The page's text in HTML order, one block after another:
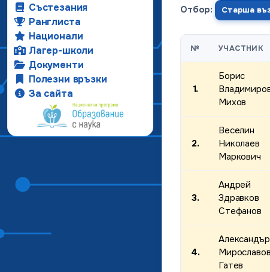
Състезания
Ранглиста
Национали
Лагер-школи
Документи
Полезни връзки
За сайта
Отбор: Старша
№ УЧАСТНИК
1.
Борис
Михов
2.
Веселин
Николаев
Маркович
3.
Андрей
Здравков
Стефанов
4.
Александър
Мирославов
Гатев